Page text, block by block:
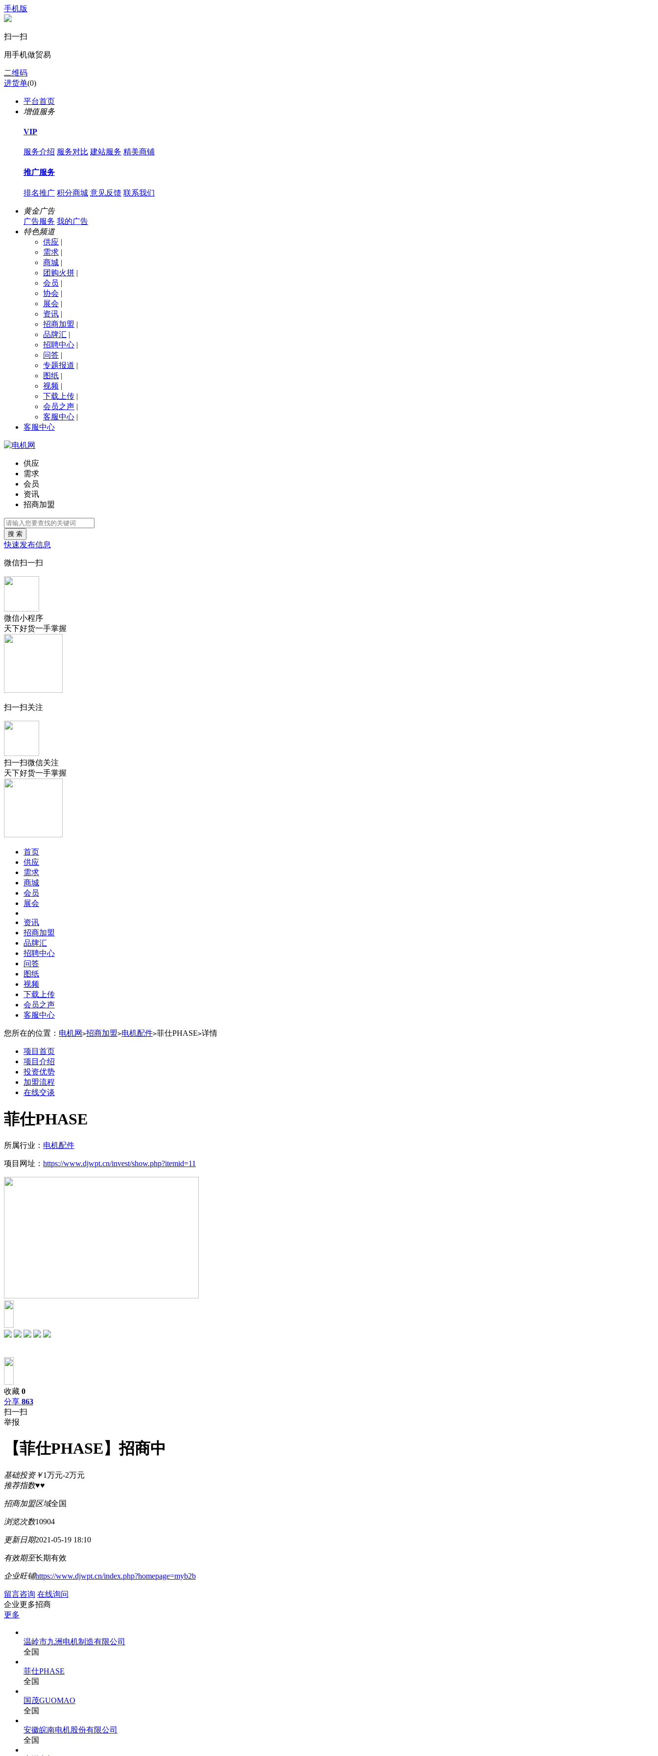
手机版
扫一扫
用手机做贸易
二维码
进货单(0)
平台首页
增值服务
VIP
服务介绍 服务对比 建站服务 精美商铺
推广服务
排名推广 积分商城 意见反馈 联系我们
黄金广告
广告服务 我的广告
特色频道
供应 |
需求 |
商城 |
团购火拼 |
会员 |
协会 |
展会 |
资讯 |
招商加盟 |
品牌汇 |
招聘中心 |
问答 |
专题报道 |
图纸 |
视频 |
下载上传 |
会员之声 |
客服中心 |
客服中心
供应
需求
会员
资讯
招商加盟
搜 索
快速发布信息
微信扫一扫
微信小程序
天下好货一手掌握
扫一扫关注
扫一扫微信关注
天下好货一手掌握
首页
供应
需求
商城
会员
展会
资讯
招商加盟
品牌汇
招聘中心
问答
图纸
视频
下载上传
会员之声
客服中心
您所在的位置： 电机网 >招商加盟>电机配件>菲仕PHASE>详情
项目首页
项目介绍
投资优势
加盟流程
在线交谈
菲仕PHASE
所属行业： 电机配件
项目网址： https://www.djwpt.cn/invest/show.php?itemid=11
收藏 0
分享 863
扫一扫
举报
【菲仕PHASE】招商中
基础投资￥1万元-2万元
推荐指数♥♥
招商加盟区域全国
浏览次数10904
更新日期2021-05-19 18:10
有效期至长期有效
企业旺铺https://www.djwpt.cn/index.php?homepage=myb2b
留言咨询 在线询问
企业更多招商
更多
温岭市九洲电机制造有限公司
全国
菲仕PHASE
全国
国茂GUOMAO
全国
安徽皖南电机股份有限公司
全国